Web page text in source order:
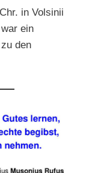
in Volsinii
ein
den